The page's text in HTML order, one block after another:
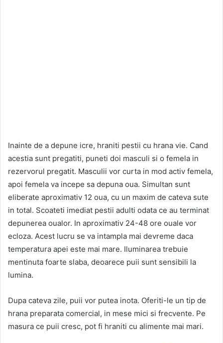
Inainte de a depune icre, hraniti pestii cu hrana vie. Cand
acestia sunt pregatiti, puneti doi masculi si o femela in
rezervorul pregatit. Masculii vor curta in mod activ femela,
apoi femela va incepe sa depuna oua. Simultan sunt
eliberate aproximativ 12 oua, cu un maxim de cateva sute
in total. Scoateti imediat pestii adulti odata ce au terminat
depunerea oualor. In aproximativ 24-48 ore ouale vor
ecloza. Acest lucru se va intampla mai devreme daca
temperatura apei este mai mare. Iluminarea trebuie
mentinuta foarte slaba, deoarece puii sunt sensibili la
lumina.
Dupa cateva zile, puii vor putea inota. Oferiti-le un tip de
hrana preparata comercial, in mese mici si frecvente. Pe
masura ce puii cresc, pot fi hraniti cu alimente mai mari.